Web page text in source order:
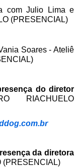
com Julio Lima e
(PRESENCIAL)
Soares - Ateliê
do diretor
RIACHUELO
da diretora
(PRESENCIAL)